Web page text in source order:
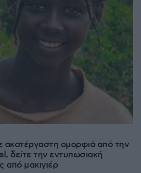
ακατέργαστη ομορφιά από την
δείτε την εντυπωσιακή
μακιγιέρ